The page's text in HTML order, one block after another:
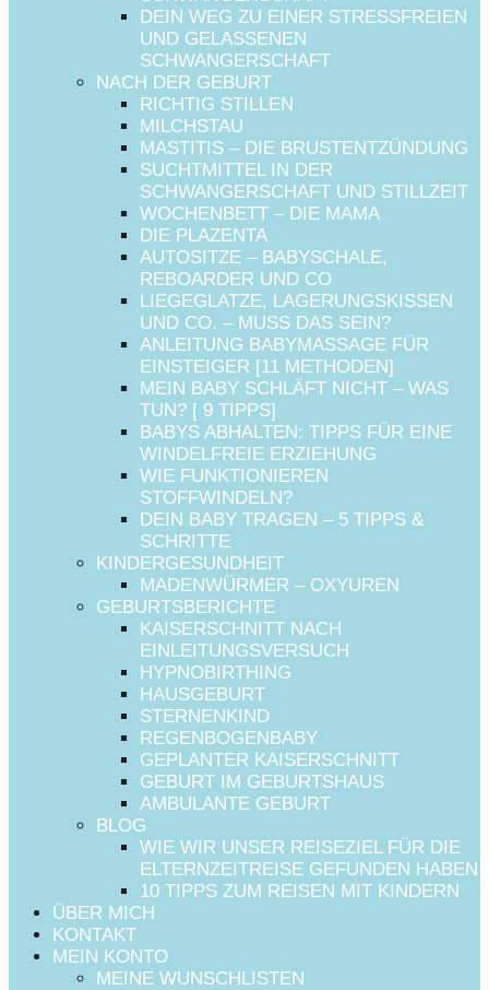
DEIN WEG ZU EINER STRESSFREIEN
UND GELASSENEN
SCHWANGERSCHAFT
NACH DER GEBURT
RICHTIG STILLEN
MILCHSTAU
MASTITIS – DIE BRUSTENTZÜNDUNG
SUCHTMITTEL IN DER
SCHWANGERSCHAFT UND STILLZEIT
WOCHENBETT – DIE MAMA
DIE PLAZENTA
AUTOSITZE – BABYSCHALE,
REBOARDER UND CO
LIEGEGLATZE, LAGERUNGSKISSEN
UND CO. – MUSS DAS SEIN?
ANLEITUNG BABYMASSAGE FÜR
EINSTEIGER [11 METHODEN]
MEIN BABY SCHLÄFT NICHT – WAS
TUN? [ 9 TIPPS]
BABYS ABHALTEN: TIPPS FÜR EINE
WINDELFREIE ERZIEHUNG
WIE FUNKTIONIEREN
STOFFWINDELN?
DEIN BABY TRAGEN – 5 TIPPS &
SCHRITTE
KINDERGESUNDHEIT
MADENWÜRMER – OXYUREN
GEBURTSBERICHTE
KAISERSCHNITT NACH
EINLEITUNGSVERSUCH
HYPNOBIRTHING
HAUSGEBURT
STERNENKIND
REGENBOGENBABY
GEPLANTER KAISERSCHNITT
GEBURT IM GEBURTSHAUS
AMBULANTE GEBURT
BLOG
WIE WIR UNSER REISEZIEL FÜR DIE
ELTERNZEITREISE GEFUNDEN HABEN
10 TIPPS ZUM REISEN MIT KINDERN
ÜBER MICH
KONTAKT
MEIN KONTO
MEINE WUNSCHLISTEN